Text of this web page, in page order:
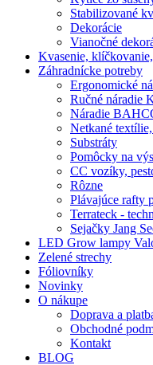
Stabilizované
Dekorácie
Vianočné
Kvasenie,
Záhradnícke potreby
Ergonomické
Ručné náradie
Náradie
Netkané
Substráty
Pomôcky na
CC vozíky,
Rôzne
Plávajúce rafty
Terrateck -
Sejačky Jang
LED Grow lampy
Zelené strechy
Fóliovníky
Novinky
O nákupe
Doprava a
Obchodné
Kontakt
BLOG